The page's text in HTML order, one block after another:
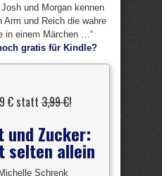
und Morgan kennen
und Reich die wahre
in einem Märchen …“
gratis für Kindle?
€ statt3,99 €!
und Zucker:
selten allein
Schrenk